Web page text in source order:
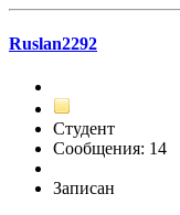
Ruslan2292
Студент
Сообщения: 14
Записан